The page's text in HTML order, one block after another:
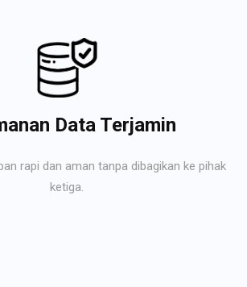
Data Terjamin
rapi dan aman tanpa dibagikan ke pihak
ketiga.